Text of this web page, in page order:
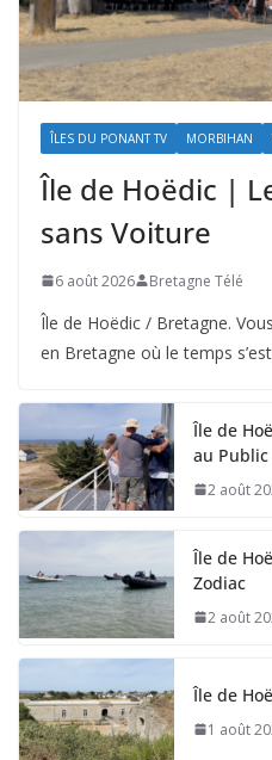
ÎLES DU PONANT TV MORBIHAN
Île de Hoëdic |
sans Voiture
6 août 2026 Bretagne Télé
Île de Hoëdic / Bretagne.
en Bretagne où le temps
Île de
au Public
2 août
Île de
Zodiac
2 août
Île de
1 août